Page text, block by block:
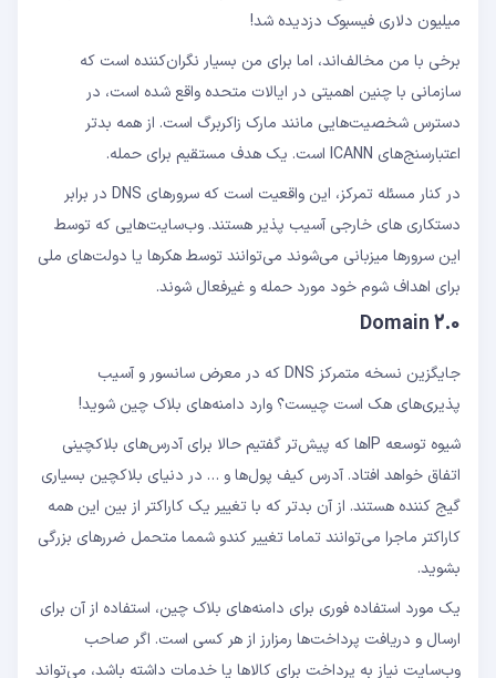
میلیون دلاری فیسبوک دزدیده شد!
برخی با من مخالف‌اند، اما برای من بسیار نگران‌کننده است که
سازمانی با چنین اهمیتی در ایالات متحده واقع شده است، در
دسترس شخصیت‌هایی مانند مارک زاکربرگ است. از همه بدتر
اعتبارسنج‌های ICANN است. یک هدف مستقیم برای حمله.
در کنار مسئله تمرکز، این واقعیت است که سرورهای DNS در برابر
دستکاری های خارجی آسیب پذیر هستند. وب‌سایت‌هایی که توسط
این سرورها میزبانی می‌شوند می‌توانند توسط هکرها یا دولت‌های ملی
برای اهداف شوم خود مورد حمله و غیرفعال شوند.
Domain 2.0
جایگزین نسخه متمرکز DNS که در معرض سانسور و آسیب
پذیری‌های هک است چیست؟ وارد دامنه‌های بلاک چین شوید!
شیوه توسعه IPها که پیش‌تر گفتیم حالا برای آدرس‌های بلاکچینی
اتفاق خواهد افتاد. آدرس‌ کیف پول‌ها و … در دنیای بلاکچین بسیاری
گیج کننده هستند. از آن بدتر که با تغییر یک کاراکتر از بین این همه
کاراکتر ماجرا می‌توانند تماما تغییر کندو شمما متحمل ضررهای بزرگی
بشوید.
یک مورد استفاده فوری برای دامنه‌های بلاک چین، استفاده از آن برای
ارسال و دریافت پرداخت‌ها رمزارز از هر کسی است. اگر صاحب
وب‌سایت نیاز به پرداخت برای کالاها یا خدمات داشته باشد، می‌تواند